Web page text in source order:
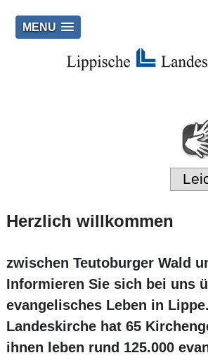
MENU
Herzlich willkommen
zwischen Teutoburger Wald
Informieren Sie sich bei uns
evangelisches Leben in
Landeskirche hat 65
ihnen leben rund 125.000